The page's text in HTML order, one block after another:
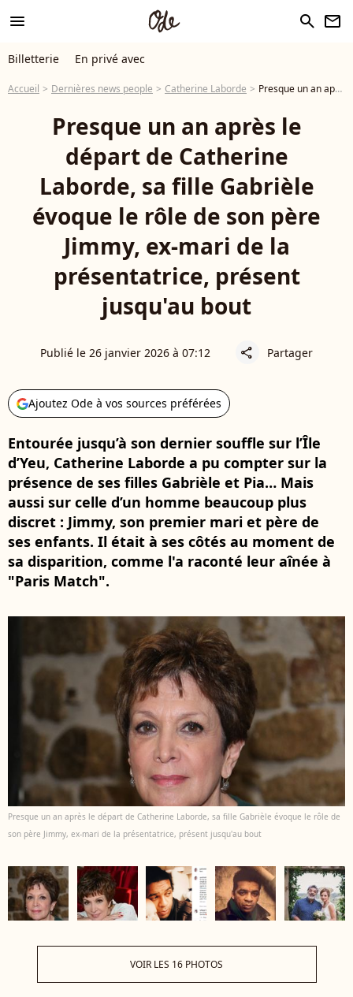
menu search newsletter
Billetterie En privé avec
Accueil Dernières news people Catherine Laborde Presque un an après le départ de Catherine Laborde, sa fille Gabrièle évoque le rôle de son père Jimmy, ex-mari de la présentatrice, présent jusqu'au bout
Presque un an après le
départ de Catherine
Laborde, sa fille Gabrièle
évoque le rôle de son père
Jimmy, ex-mari de la
présentatrice, présent
jusqu'au bout
Publié le 26 janvier 2026 à 07:12 share Partager
Ajoutez Ode à vos sources préférées
Entourée jusqu’à son dernier souffle sur l’Île
d’Yeu, Catherine Laborde a pu compter sur la
présence de ses filles Gabrièle et Pia… Mais
aussi sur celle d’un homme beaucoup plus
discret : Jimmy, son premier mari et père de
ses enfants. Il était à ses côtés au moment de
sa disparition, comme l'a raconté leur aînée à
"Paris Match".
Presque un an après le départ de Catherine Laborde, sa fille Gabrièle évoque le rôle de
son père Jimmy, ex-mari de la présentatrice, présent jusqu'au bout
VOIR LES 16 PHOTOS